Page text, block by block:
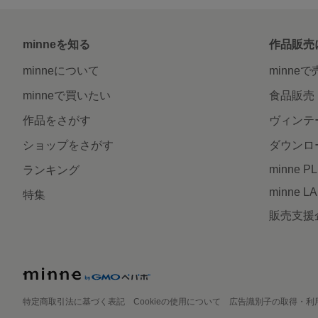
minneを知る
minneについて
minneで買いたい
作品をさがす
ショップをさがす
ランキング
特集
作品販売
minneで
食品販売
ヴィンテ
ダウンロ
minne
minne
販売支
特定商取引法に基づく表記 Cookieの使用について 広告識別子の取得・利